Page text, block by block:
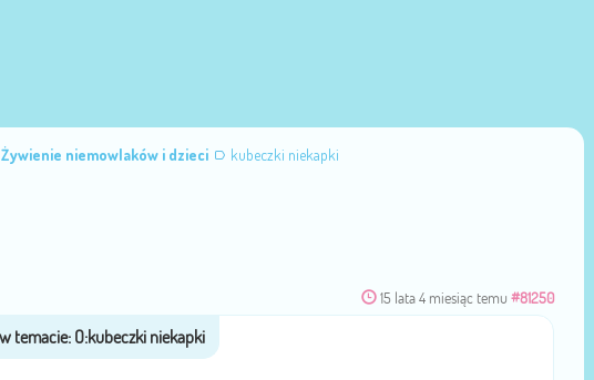
Żywienie niemowlaków i dzieci kubeczki niekapki
15 lata 4 miesiąc temu #81250